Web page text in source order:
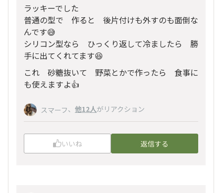
ラッキーでした
普通の型で 作ると 後片付けも外すのも面倒な
んです😅
シリコン型なら ひっくり返して冷ましたら 勝
手に出てくれてます😆
これ 砂糖抜いて 野菜とかで作ったら 食事に
も使えますよ👍
スマーフ、 他12人がリアクション
いいね 返信する